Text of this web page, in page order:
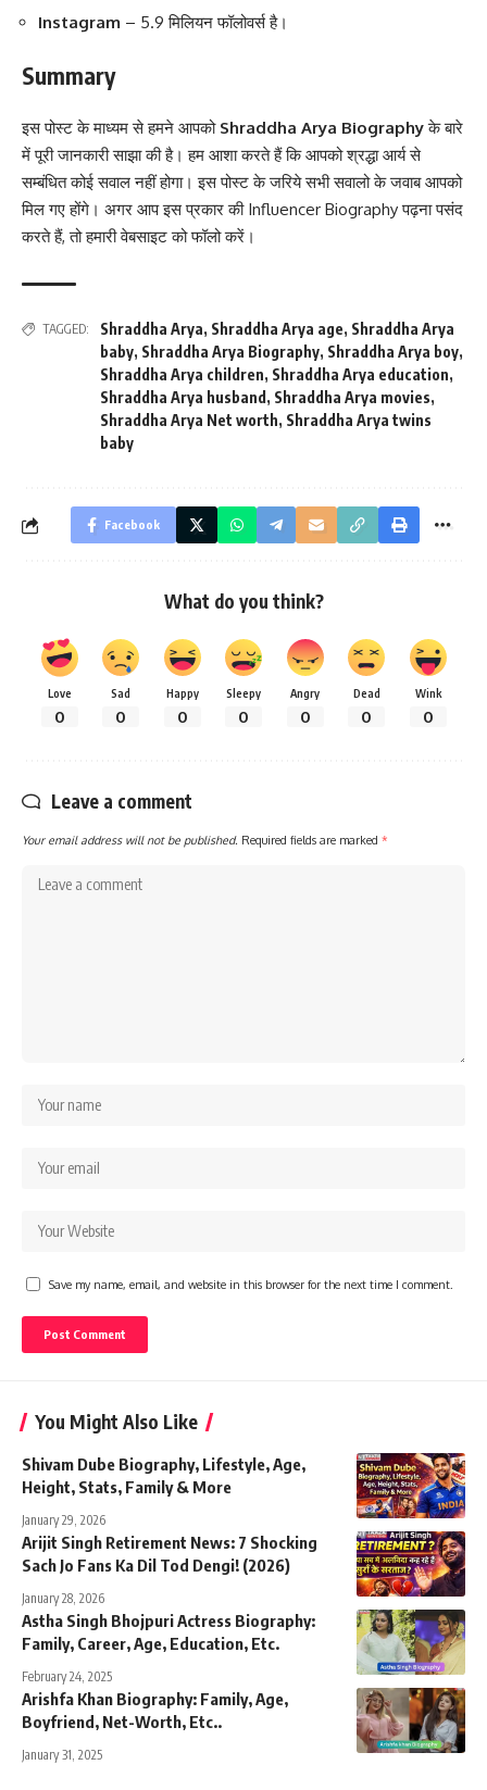
Instagram – 5.9 मिलियन फॉलोवर्स है।
Summary
इस पोस्ट के माध्यम से हमने आपको Shraddha Arya Biographyके बारे
में पूरी जानकारी साझा की है। हम आशा करते हैं कि आपको श्रद्धा आर्य से
सम्बंधित कोई सवाल नहीं होगा। इस पोस्ट के जरिये सभी सवालो के जवाब आपको
मिल गए होंगे। अगर आप इस प्रकार की Influencer Biography पढ़ना पसंद
करते हैं, तो हमारी वेबसाइट को फॉलो करें।
TAGGED: Shraddha Arya, Shraddha Arya age, Shraddha Arya
baby, Shraddha Arya Biography, Shraddha Arya boy,
Shraddha Arya children, Shraddha Arya education,
Shraddha Arya husband , Shraddha Arya movies,
Shraddha Arya Net worth, Shraddha Arya twins
baby
Facebook
What do you think?
Love
0
Sad
0
Happy
0
Sleepy
0
Angry
0
Dead
0
Wink
0
Leave a comment
Your email address will not be published. Required fields are marked *
Save my name, email, and website in this browser for the next time I comment.
You Might Also Like
Shivam Dube Biography, Lifestyle, Age,
Height, Stats, Family & More
January 29, 2026
Arijit Singh Retirement News: 7 Shocking
Sach Jo Fans Ka Dil Tod Dengi! (2026)
January 28, 2026
Astha Singh Bhojpuri Actress Biography:
Family, Career, Age, Education, Etc.
February 24, 2025
Arishfa Khan Biography: Family, Age,
Boyfriend, Net-Worth, Etc..
January 31, 2025